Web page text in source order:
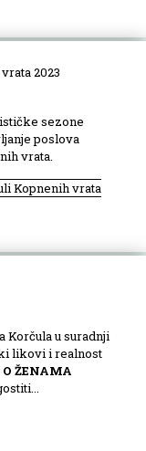
2023
sezone
poslova
vrata.
Kopnenih vrata
Korčula u suradnji
likovi i realnost
O ŽENAMA